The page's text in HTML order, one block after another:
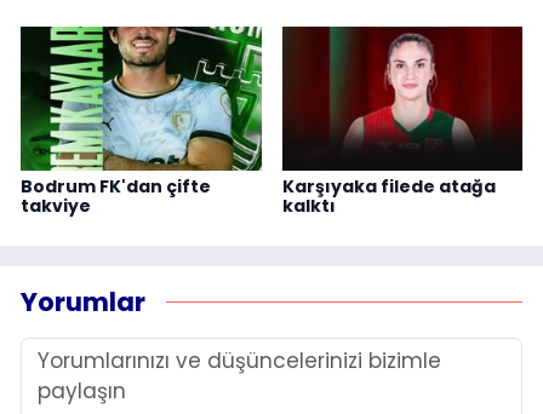
Bodrum FK'dan çifte
takviye
Karşıyaka filede atağa
kalktı
Yorumlar